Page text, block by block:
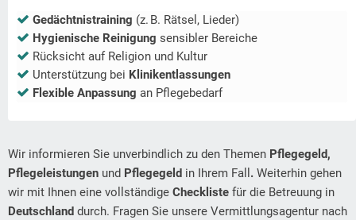
Gedächtnistraining (z. B. Rätsel, Lieder)
Hygienische Reinigung sensibler Bereiche
Rücksicht auf Religion und Kultur
Unterstützung bei Klinikentlassungen
Flexible Anpassung an Pflegebedarf
Wir informieren Sie unverbindlich zu den Themen Pflegegeld,
Pflegeleistungen und Pflegegeld in Ihrem Fall . Weiterhin gehen
wir mit Ihnen eine vollständige Checkliste für die Betreuung in
Deutschland durch. Fragen Sie unsere Vermittlungsagentur nach